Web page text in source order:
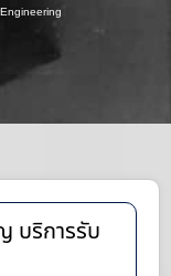
บริการรับ